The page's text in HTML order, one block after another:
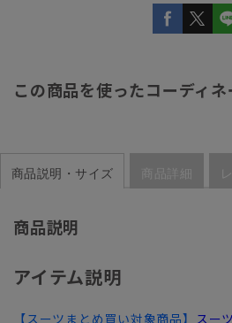
この商品を使ったコーディネ
商品説明・サイズ 商品詳細
商品説明
アイテム説明
【スーツまとめ買い対象商品】 スー